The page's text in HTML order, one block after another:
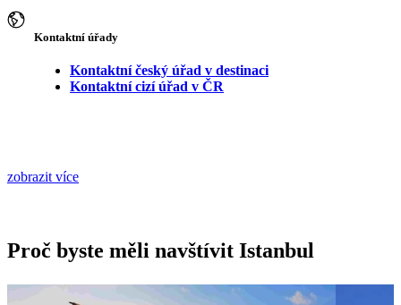
Kontaktní úřady
Kontaktní český úřad v destinaci
Kontaktní cizí úřad v ČR
zobrazit více
Proč byste měli navštívit Istanbul